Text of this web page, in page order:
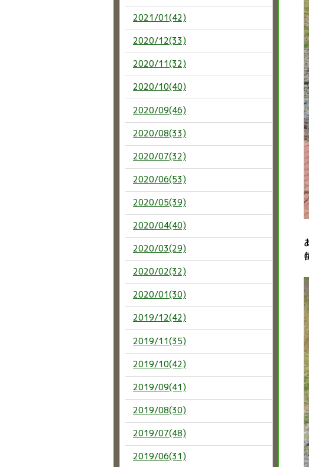
2021/01(42)
2020/12(33)
2020/11(32)
2020/10(40)
2020/09(46)
2020/08(33)
2020/07(32)
2020/06(53)
2020/05(39)
2020/04(40)
2020/03(29)
2020/02(32)
2020/01(30)
2019/12(42)
2019/11(35)
2019/10(42)
2019/09(41)
2019/08(30)
2019/07(48)
2019/06(31)